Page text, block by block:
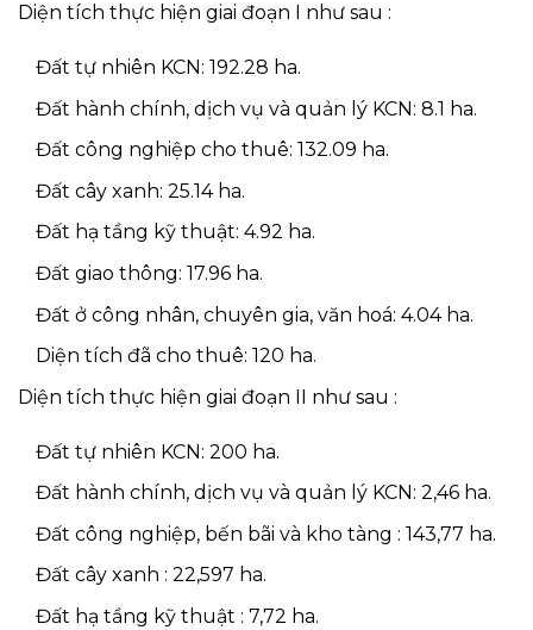
Diện tích thực hiện giai đoạn I như sau :
Đất tự nhiên KCN: 192.28 ha.
Đất hành chính, dịch vụ và quản lý KCN: 8.1 ha.
Đất công nghiệp cho thuê: 132.09 ha.
Đất cây xanh: 25.14 ha.
Đất hạ tầng kỹ thuật: 4.92 ha.
Đất giao thông: 17.96 ha.
Đất ở công nhân, chuyên gia, văn hoá: 4.04 ha.
Diện tích đã cho thuê: 120 ha.
Diện tích thực hiện giai đoạn II như sau :
Đất tự nhiên KCN: 200 ha.
Đất hành chính, dịch vụ và quản lý KCN: 2,46 ha.
Đất công nghiệp, bến bãi và kho tàng : 143,77 ha.
Đất cây xanh : 22,597 ha.
Đất hạ tầng kỹ thuật : 7,72 ha.